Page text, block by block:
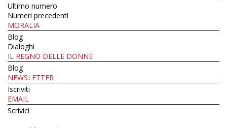
Ultimo numero
Numeri precedenti
MORALIA
Blog
Dialoghi
IL REGNO DELLE DONNE
Blog
NEWSLETTER
Iscriviti
EMAIL
Scrivici